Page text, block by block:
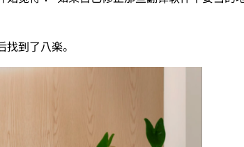
到了八楽。